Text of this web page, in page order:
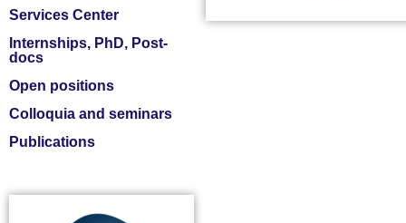
Services Center
Internships, PhD, Post-
docs
Open positions
Colloquia and seminars
Publications